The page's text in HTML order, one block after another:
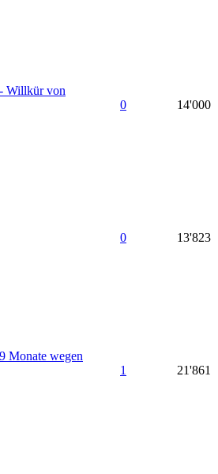
Willkür von
0 14'000
0 13'823
Monate wegen
1 21'861